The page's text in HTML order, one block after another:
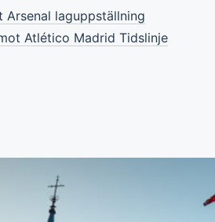
Arsenal laguppställning
Atlético Madrid Tidslinje